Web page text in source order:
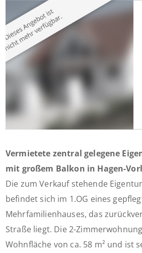
Vermietete zentral gelegene
mit großem Balkon in Hagen-
Die zum Verkauf stehende
befindet sich im 1.OG eines
Mehrfamilienhauses, das
Straße liegt. Die 2-
Wohnfläche von ca. 58 m² und ist